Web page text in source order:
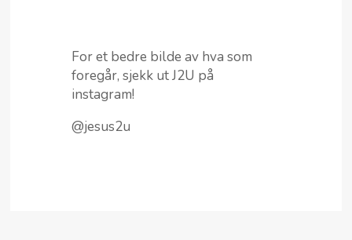
For et bedre bilde av hva som
foregår, sjekk ut J2U på
instagram!
@jesus2u